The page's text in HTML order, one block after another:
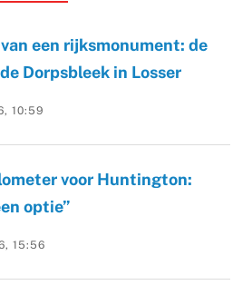
een rijksmonument: de
Dorpsbleek in Losser
10:59
voor Huntington:
optie”
15:56